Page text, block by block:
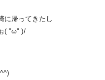
に帰ってきたし
( ”ω” )/